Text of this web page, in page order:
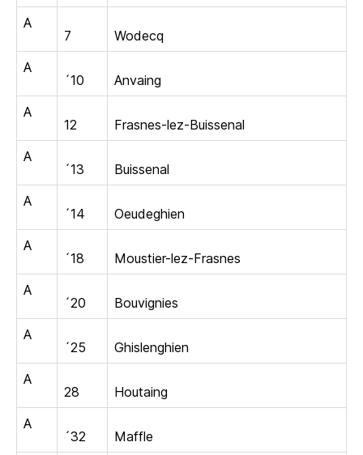
A
7
Wodecq
A
´10
Anvaing
A
12
Frasnes-lez-Buissenal
A
´13
Buissenal
A
´14
Oeudeghien
A
´18
Moustier-lez-Frasnes
A
´20
Bouvignies
A
´25
Ghislenghien
A
28
Houtaing
A
´32
Maffle